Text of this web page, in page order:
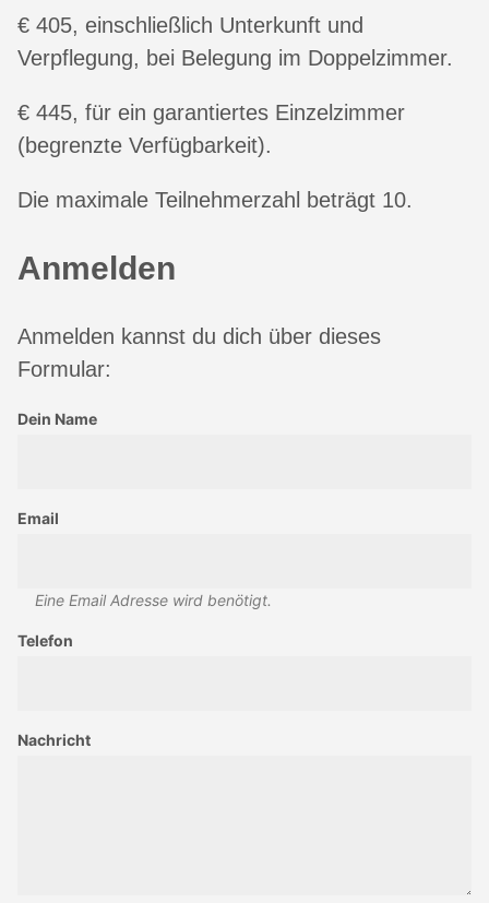
€ 405, einschließlich Unterkunft und
Verpflegung, bei Belegung im Doppelzimmer.
€ 445, für ein garantiertes Einzelzimmer
(begrenzte Verfügbarkeit).
Die maximale Teilnehmerzahl beträgt 10.
Anmelden
Anmelden kannst du dich über dieses
Formular:
Dein Name
Email
Eine Email Adresse wird benötigt.
Telefon
Nachricht